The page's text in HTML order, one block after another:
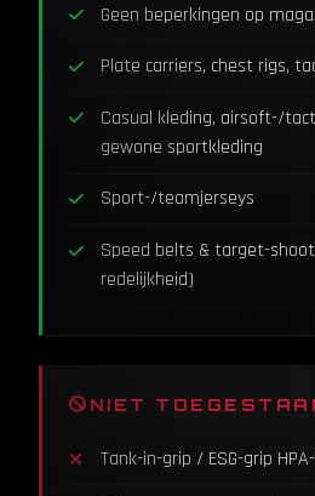
Geen beperkingen op
Plate carriers, chest rigs,
Casual kleding, airsoft-/
gewone sportkleding
Sport-/teamjerseys
Speed belts & target-
redelijkheid)
NIET
Tank-in-grip / ESG-grip